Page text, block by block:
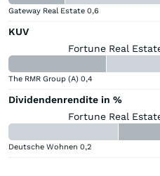
Gateway Real Estate 0,6
KUV
Fortune Real
The RMR Group (A) 0,4
Dividendenrendite in %
Fortune Real
Deutsche Wohnen 0,2